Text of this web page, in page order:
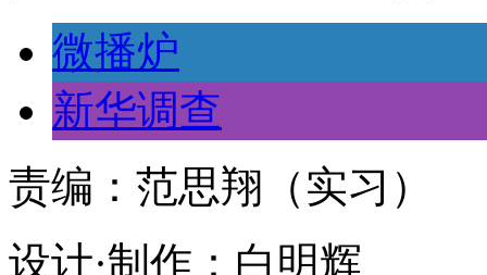
微播炉
新华调查
责编：范思翔（实习）
设计·制作：白明辉